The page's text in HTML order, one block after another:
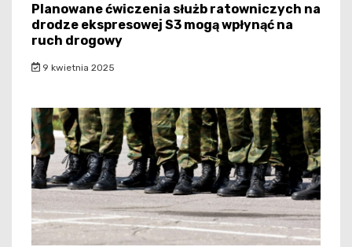
Planowane ćwiczenia służb ratowniczych na
drodze ekspresowej S3 mogą wpłynąć na
ruch drogowy
9 kwietnia 2025